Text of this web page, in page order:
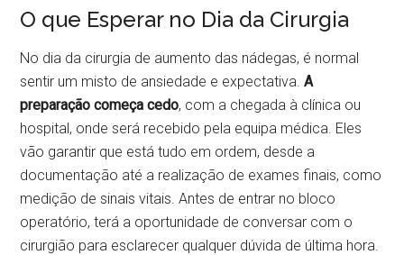
O que Esperar no Dia da Cirurgia
No dia da cirurgia de aumento das nádegas, é normal
sentir um misto de ansiedade e expectativa.A
preparação começa cedo, com a chegada à clínica ou
hospital, onde será recebido pela equipa médica. Eles
vão garantir que está tudo em ordem, desde a
documentação até a realização de exames finais, como
medição de sinais vitais. Antes de entrar no bloco
operatório, terá a oportunidade de conversar com o
cirurgião para esclarecer qualquer dúvida de última hora.